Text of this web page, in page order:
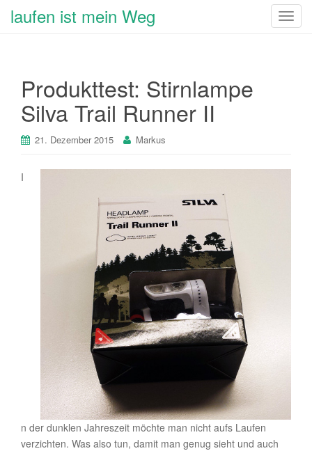
T
laufen ist mein Weg
Produkttest: Stirnlampe
Silva Trail Runner II
21. Dezember 2015 Markus
I
n der dunklen Jahreszeit möchte man nicht aufs Laufen
verzichten. Was also tun, damit man genug sieht und auch